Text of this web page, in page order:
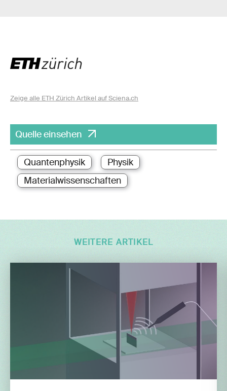
Zeige alle ETH Zürich Artikel auf Sciena.ch
Quelle einsehen
Quantenphysik
Physik
Materialwissenschaften
WEITERE ARTIKEL